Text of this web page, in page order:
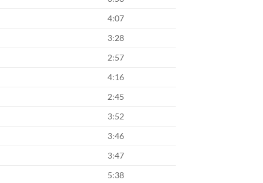
4:07
3:28
2:57
4:16
2:45
3:52
3:46
3:47
5:38